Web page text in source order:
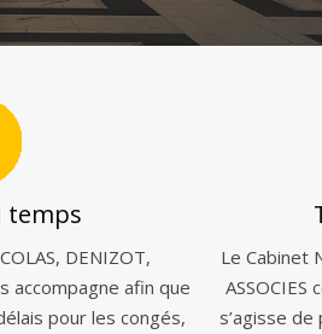
temps
DENIZOT,
accompagne afin que
pour les congés,
Le Cabinet
ASSOCIES
s’agisse